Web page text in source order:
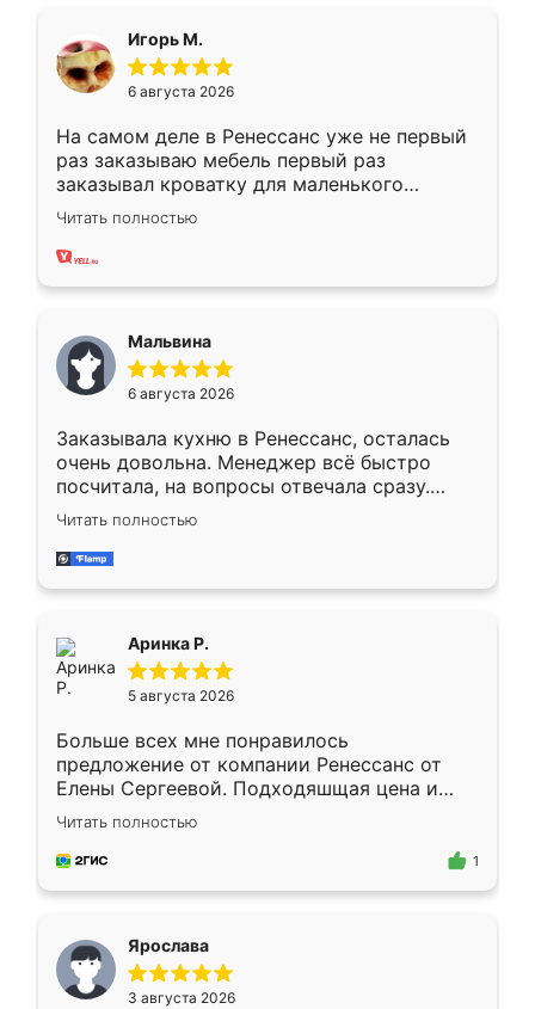
Игорь М.
6 августа 2026
На самом деле в Ренессанс уже не первый
раз заказываю мебель первый раз
заказывал кроватку для маленького
ребёнка при его рождении ,во второй раз
заказал шкаф-купе. По качеству очень
хорошее сборка достаточно быстрая,
меньше, здесь же он более разнообразный.
Мне нравится ,если что-то потребуется из
мебели буду заказывать только здесь.
Читать полностью
Мальвина
6 августа 2026
Заказывала кухню в Ренессанс, осталась
очень довольна. Менеджер всё быстро
посчитала, на вопросы отвечала сразу.
Замерщик приехал в субботу, подошёл к
делу со всей ответственностью. Собрали
за день, ребята работали аккуратно, даже
Читать полностью
Аринка Р.
5 августа 2026
Больше всех мне понравилось
предложение от компании Ренессанс от
Елены Сергеевой. Подходяшщая цена и
короткие сроки изготовления. Приехавший
для замера сотрудник Владислав
предложил по моему эскизу самый
Читать полностью
1
Ярослава
3 августа 2026